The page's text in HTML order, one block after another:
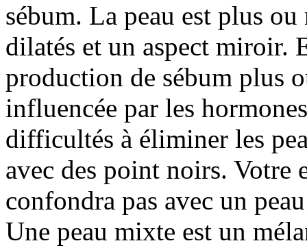
sébum. La peau est plus
dilatés et un aspect miroir.
production de sébum plus
influencée par les
difficultés à éliminer les
avec des point noirs.
confondra pas avec un
Une peau mixte est un